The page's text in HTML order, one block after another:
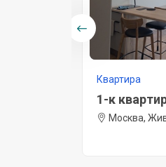
Квартира
1-к
Москва,